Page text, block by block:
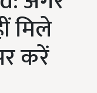
मिले
करें